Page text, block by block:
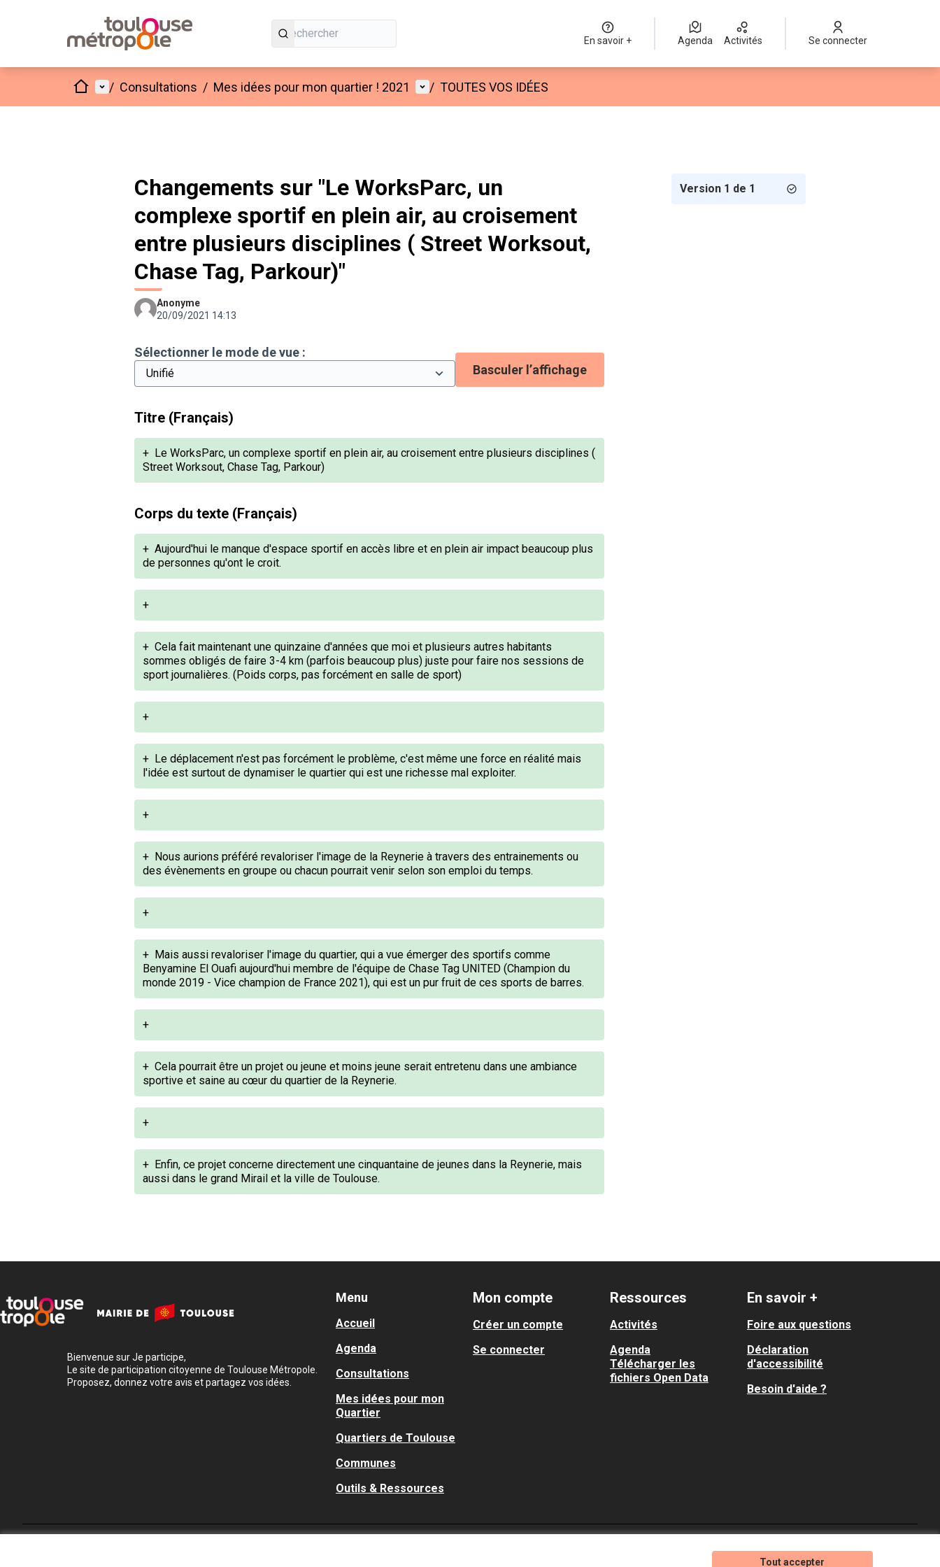
Tout accepter
En savoir + Agenda Activités Se connecter
AccueilMenu principal
/ Consultations / Mes idées pour mon quartier ! 2021 Menu utilisateur
/ TOUTES VOS IDÉES
Changements sur "Le WorksParc, un
complexe sportif en plein air, au croisement
entre plusieurs disciplines ( Street Worksout,
Chase Tag, Parkour)"
Anonyme
20/09/2021 14:13
Sélectionner le mode de vue :
Basculer l’affichage
Titre (Français)
+ Le WorksParc, un complexe sportif en plein air, au croisement entre plusieurs disciplines (
Street Worksout, Chase Tag, Parkour)
Corps du texte (Français)
+ Aujourd'hui le manque d'espace sportif en accès libre et en plein air impact beaucoup plus
de personnes qu'ont le croit.
+
+ Cela fait maintenant une quinzaine d'années que moi et plusieurs autres habitants
sommes obligés de faire 3-4 km (parfois beaucoup plus) juste pour faire nos sessions de
sport journalières. (Poids corps, pas forcément en salle de sport)
+
+ Le déplacement n'est pas forcément le problème, c'est même une force en réalité mais
l'idée est surtout de dynamiser le quartier qui est une richesse mal exploiter.
+
+ Nous aurions préféré revaloriser l'image de la Reynerie à travers des entrainements ou
des évènements en groupe ou chacun pourrait venir selon son emploi du temps.
+
+ Mais aussi revaloriser l'image du quartier, qui a vue émerger des sportifs comme
Benyamine El Ouafi aujourd'hui membre de l'équipe de Chase Tag UNITED (Champion du
monde 2019 - Vice champion de France 2021), qui est un pur fruit de ces sports de barres.
+
+ Cela pourrait être un projet ou jeune et moins jeune serait entretenu dans une ambiance
sportive et saine au cœur du quartier de la Reynerie.
+
+ Enfin, ce projet concerne directement une cinquantaine de jeunes dans la Reynerie, mais
aussi dans le grand Mirail et la ville de Toulouse.
Version 1 de 1
Bienvenue sur Je participe,
Le site de participation citoyenne de Toulouse Métropole.
Proposez, donnez votre avis et partagez vos idées.
Menu
Accueil
Agenda
Consultations
Mes idées pour mon
Quartier
Quartiers de Toulouse
Communes
Outils & Ressources
Mon compte
Créer un compte
Se connecter
Ressources
Activités
Agenda
Télécharger les
fichiers Open Data
En savoir +
Foire aux questions
Déclaration
d'accessibilité
Besoin d'aide ?